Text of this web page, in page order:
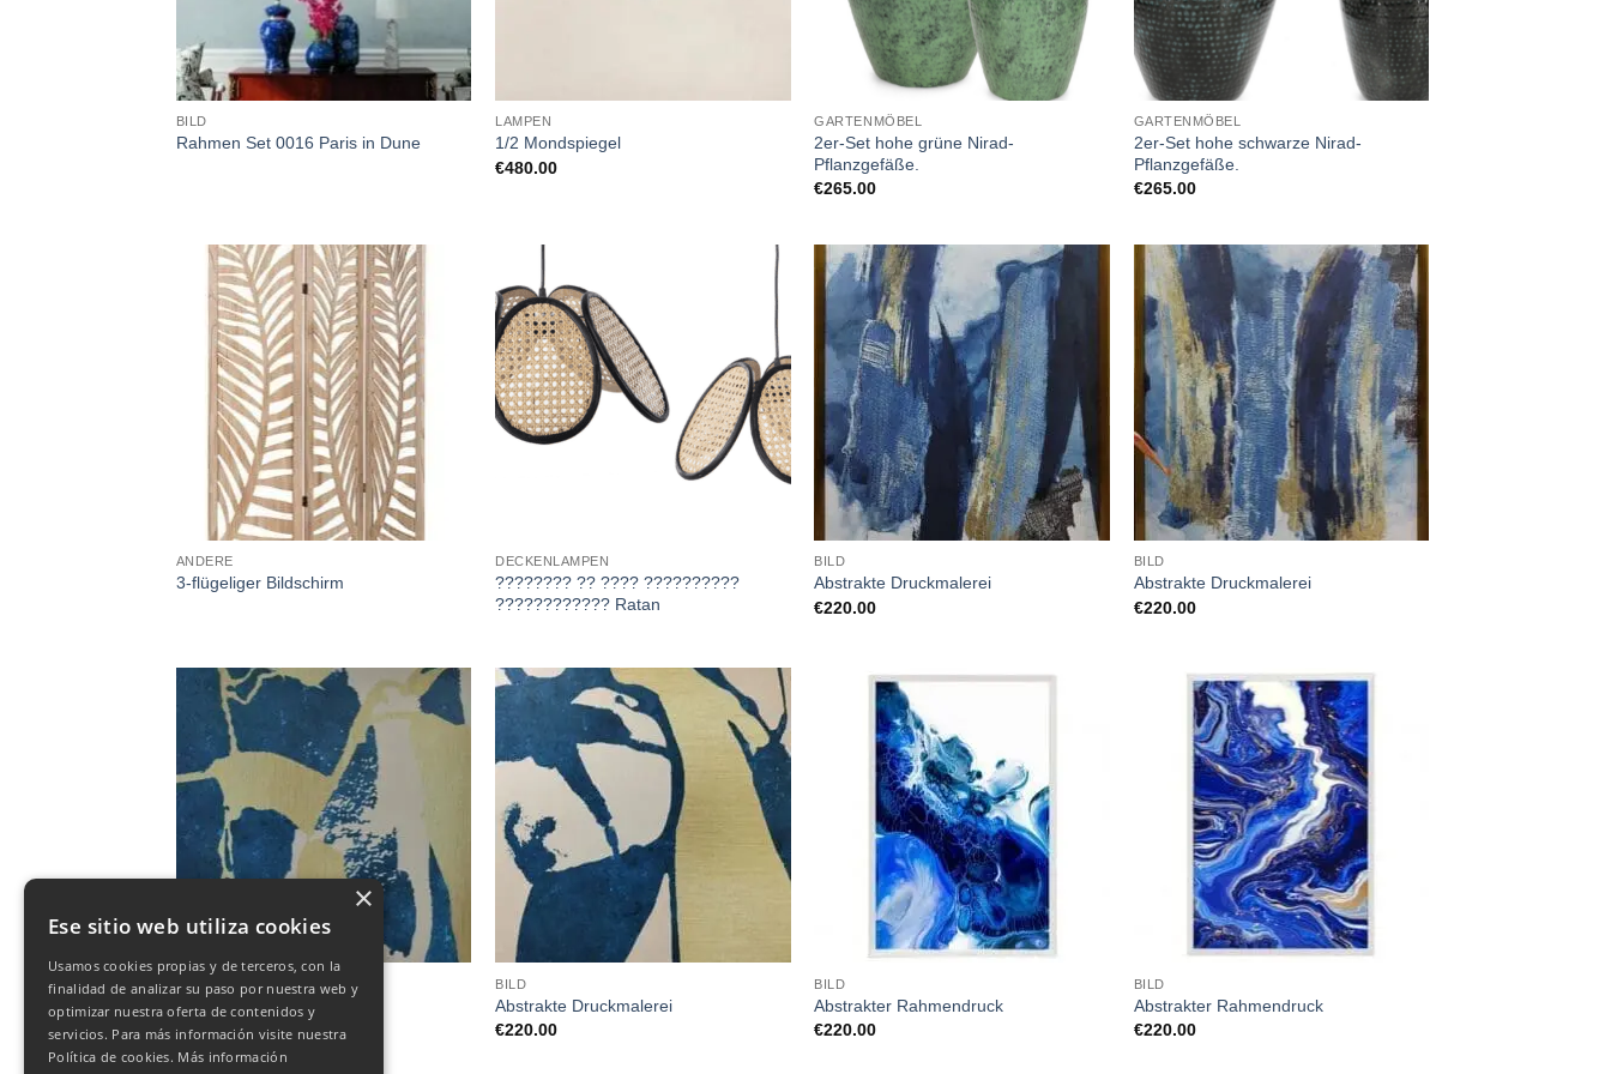
BILD
Rahmen Set 0016 Paris in Dune
LAMPEN
1/2 Mondspiegel
€480.00
GARTENMÖBEL
2er-Set hohe grüne Nirad-
Pflanzgefäße.
€265.00
GARTENMÖBEL
2er-Set hohe schwarze Nirad-
Pflanzgefäße.
€265.00
ANDERE
3-flügeliger Bildschirm
DECKENLAMPEN
???????? ?? ???? ??????????
???????????? Ratan
BILD
Abstrakte Druckmalerei
€220.00
BILD
Abstrakte Druckmalerei
€220.00
BILD
Abstrakte Druckmalerei
€220.00
BILD
Abstrakte Druckmalerei
€220.00
BILD
Abstrakter Rahmendruck
€220.00
BILD
Abstrakter Rahmendruck
€220.00
×
Ese sitio web utiliza cookies
Usamos cookies propias y de terceros, con la
finalidad de analizar su paso por nuestra web y
optimizar nuestra oferta de contenidos y
servicios. Para más información visite nuestra
Política de cookies. Más información